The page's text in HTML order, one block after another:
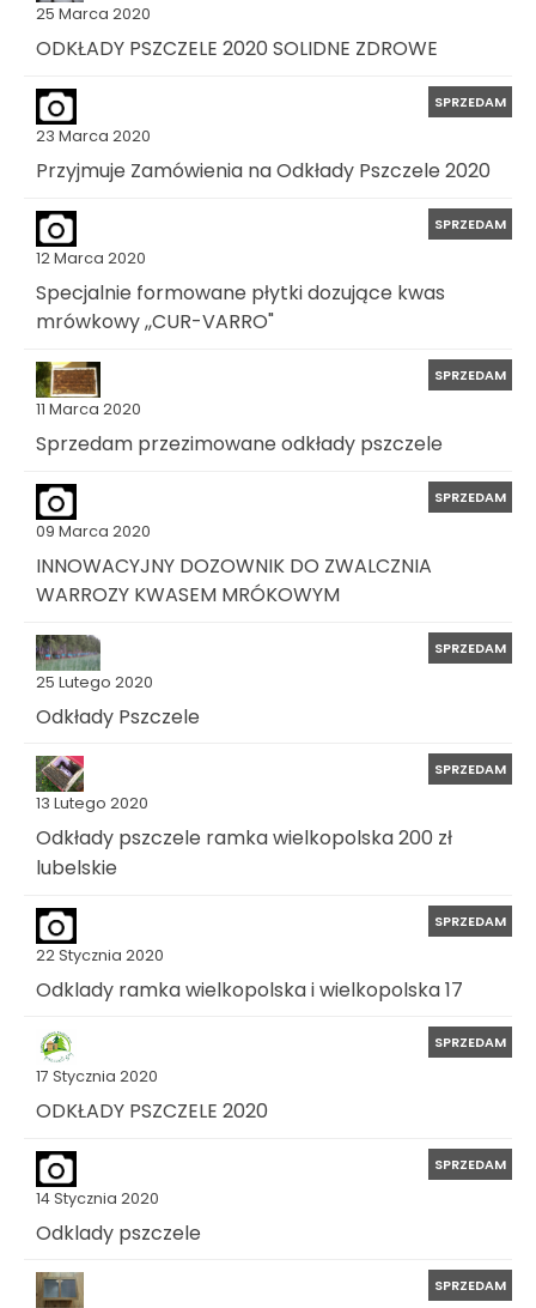
25 Marca 2020
ODKŁADY PSZCZELE 2020 SOLIDNE ZDROWE
23 Marca 2020
SPRZEDAM
Przyjmuje Zamówienia na Odkłady Pszczele 2020
12 Marca 2020
SPRZEDAM
Specjalnie formowane płytki dozujące kwas
mrówkowy ,,CUR-VARRO"
11 Marca 2020
SPRZEDAM
Sprzedam przezimowane odkłady pszczele
09 Marca 2020
SPRZEDAM
INNOWACYJNY DOZOWNIK DO ZWALCZNIA
WARROZY KWASEM MRÓKOWYM
25 Lutego 2020
SPRZEDAM
Odkłady Pszczele
13 Lutego 2020
SPRZEDAM
Odkłady pszczele ramka wielkopolska 200 zł
lubelskie
22 Stycznia 2020
SPRZEDAM
Odklady ramka wielkopolska i wielkopolska 17
17 Stycznia 2020
SPRZEDAM
ODKŁADY PSZCZELE 2020
14 Stycznia 2020
SPRZEDAM
Odklady pszczele
SPRZEDAM